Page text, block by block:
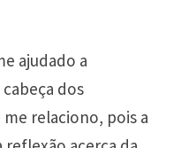
ajudado a
dos
relaciono, pois a